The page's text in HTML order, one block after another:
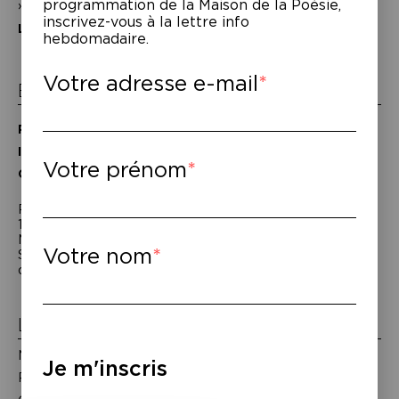
Nos partenaires
L’équipe
Espace pro
Privatiser une salle
Informations techniques
Contact presse
Passage Moliėre
157, rue Saint-Martin - 75003 Paris
M° Rambuteau - RER Les Halles
Standard tél : 01 44 54 53 00
du mardi au samedi de 15h à 18h
Liens utiles
Mentions légales
Politique de confidentialité
programmation de la Maison de la Poésie,
inscrivez-vous à la lettre info
hebdomadaire.
Votre adresse e-mail
Votre prénom
Votre nom
Je m'inscris